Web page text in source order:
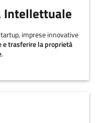
Intellettuale
imprese innovative
e trasferire la proprietà
.